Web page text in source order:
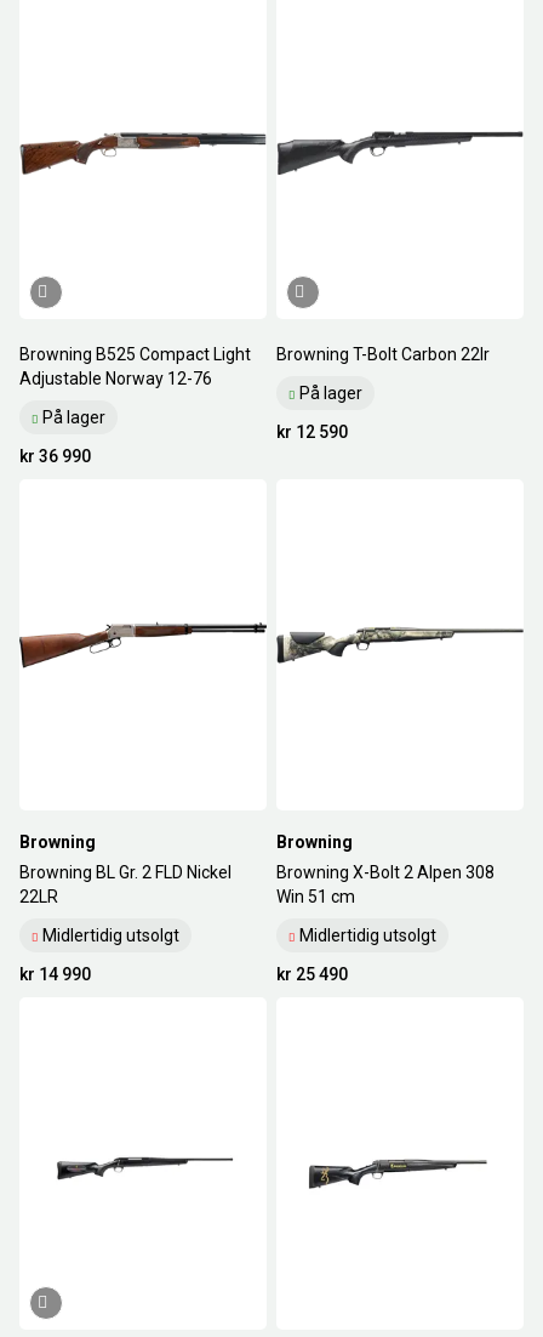
Browning B525 Compact Light
Adjustable Norway 12-76
På lager
kr 36 990
Browning T-Bolt Carbon 22lr
På lager
kr 12 590
Browning
Browning BL Gr. 2 FLD Nickel
22LR
Midlertidig utsolgt
kr 14 990
Browning
Browning X-Bolt 2 Alpen 308
Win 51 cm
Midlertidig utsolgt
kr 25 490